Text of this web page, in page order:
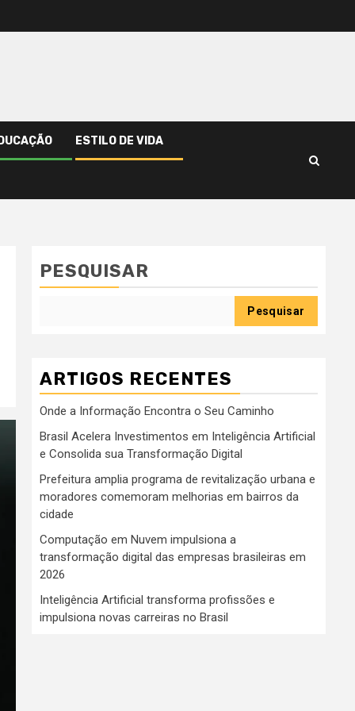
ESTILO DE VIDA
PESQUISAR
Pesquisar
ARTIGOS RECENTES
Onde a Informação Encontra o Seu Caminho
Brasil Acelera Investimentos em Inteligência Artificial
e Consolida sua Transformação Digital
Prefeitura amplia programa de revitalização urbana e
moradores comemoram melhorias em bairros da
cidade
Computação em Nuvem impulsiona a
transformação digital das empresas brasileiras em
2026
Inteligência Artificial transforma profissões e
impulsiona novas carreiras no Brasil